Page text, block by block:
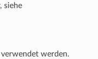
siehe
werden.